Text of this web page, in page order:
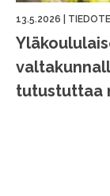
13.5.2026 TIEDOTE
tutustuttaa